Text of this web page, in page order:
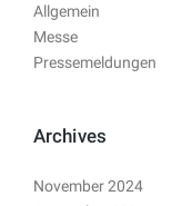
Allgemein
Messe
Pressemeldungen
Archives
November 2024